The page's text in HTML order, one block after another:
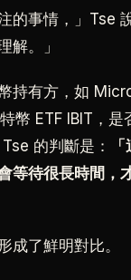
的事情，」Tse
解。」
持有方，如
幣 ETF IBIT，是
的判斷是：
等待很長時間，
成了鮮明對比。